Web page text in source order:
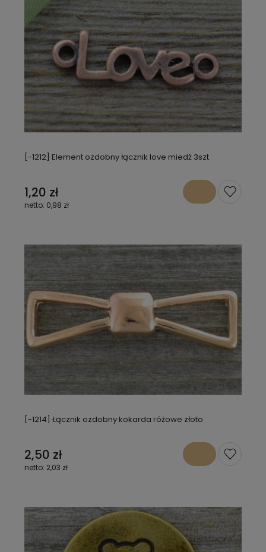
[-1212] Element ozdobny łącznik love miedź 3szt
1,20 zł
0,98 zł
[-1214] Łącznik ozdobny kokarda różowe złoto
2,50 zł
2,03 zł